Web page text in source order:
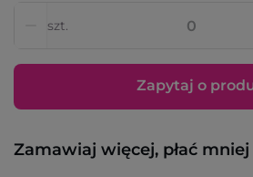
szt.
Zapytaj o
Zamawiaj więcej, płać mniej